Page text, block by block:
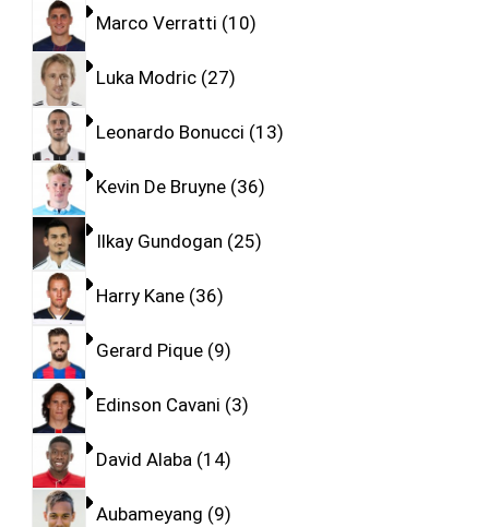
Marco Verratti 10
Luka Modric 27
Leonardo Bonucci 13
Kevin De Bruyne 36
Ilkay Gundogan 25
Harry Kane 36
Gerard Pique 9
Edinson Cavani 3
David Alaba 14
Aubameyang 9